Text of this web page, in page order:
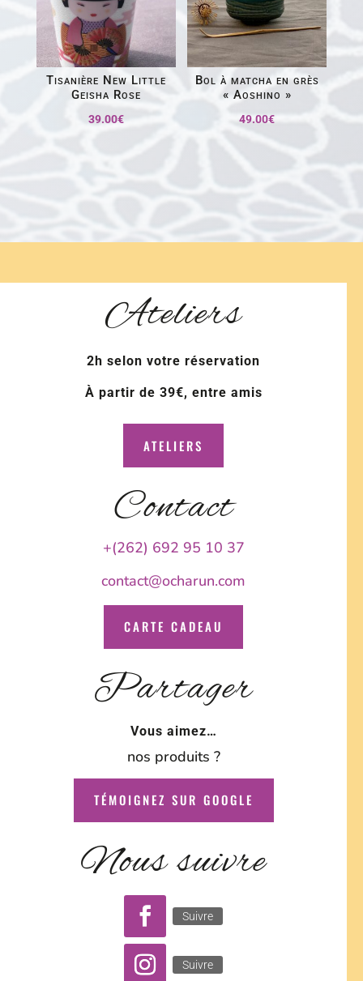
Tisanière New Little
Geisha Rose
39.00€
Bol à matcha en grès
« Aoshino »
49.00€
Ateliers
2h selon votre réservation
À partir de 39€, entre amis
ATELIERS
Contact
+(262) 692 95 10 37
contact@ocharun.com
CARTE CADEAU
Partager
Vous aimez…
nos produits ?
TÉMOIGNEZ SUR GOOGLE
Nous suivre
Suivre
Suivre